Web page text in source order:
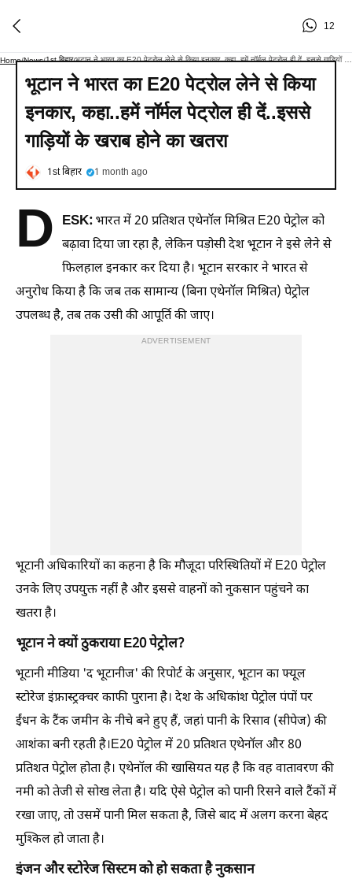
12
Home/News/1st बिहार/
भूटान ने भारत का E20 पेट्रोल लेने से किया
इनकार, कहा..हमें नॉर्मल पेट्रोल ही दें..इससे
गाड़ियों के खराब होने का खतरा
1st बिहार 1 month ago
D ESK:भारत में 20 प्रतिशत एथेनॉल मिश्रित E20 पेट्रोल को
बढ़ावा दिया जा रहा है, लेकिन पड़ोसी देश भूटान ने इसे लेने से
फिलहाल इनकार कर दिया है। भूटान सरकार ने भारत से
अनुरोध किया है कि जब तक सामान्य (बिना एथेनॉल मिश्रित) पेट्रोल
उपलब्ध है, तब तक उसी की आपूर्ति की जाए।
ADVERTISEMENT
भूटानी अधिकारियों का कहना है कि मौजूदा परिस्थितियों में E20 पेट्रोल
उनके लिए उपयुक्त नहीं है और इससे वाहनों को नुकसान पहुंचने का
खतरा है।
भूटान ने क्यों ठुकराया E20 पेट्रोल?
भूटानी मीडिया 'द भूटानीज' की रिपोर्ट के अनुसार, भूटान का फ्यूल
स्टोरेज इंफ्रास्ट्रक्चर काफी पुराना है। देश के अधिकांश पेट्रोल पंपों पर
ईंधन के टैंक जमीन के नीचे बने हुए हैं, जहां पानी के रिसाव (सीपेज) की
आशंका बनी रहती है।E20 पेट्रोल में 20 प्रतिशत एथेनॉल और 80
प्रतिशत पेट्रोल होता है। एथेनॉल की खासियत यह है कि वह वातावरण की
नमी को तेजी से सोख लेता है। यदि ऐसे पेट्रोल को पानी रिसने वाले टैंकों में
रखा जाए, तो उसमें पानी मिल सकता है, जिसे बाद में अलग करना बेहद
मुश्किल हो जाता है।
इंजन और स्टोरेज सिस्टम को हो सकता है नुकसान